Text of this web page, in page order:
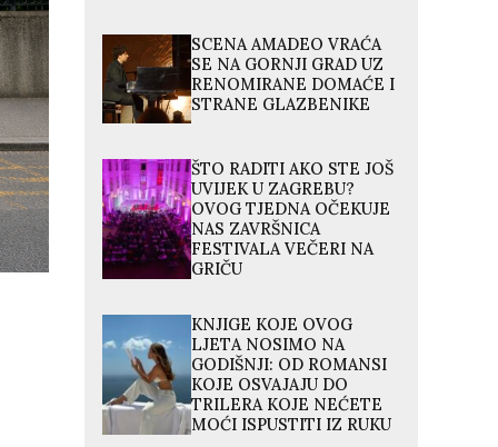
SCENA AMADEO VRAĆA
SE NA GORNJI GRAD UZ
RENOMIRANE DOMAĆE I
STRANE GLAZBENIKE
ŠTO RADITI AKO STE JOŠ
UVIJEK U ZAGREBU?
OVOG TJEDNA OČEKUJE
NAS ZAVRŠNICA
FESTIVALA VEČERI NA
GRIČU
KNJIGE KOJE OVOG
LJETA NOSIMO NA
GODIŠNJI: OD ROMANSI
KOJE OSVAJAJU DO
TRILERA KOJE NEĆETE
MOĆI ISPUSTITI IZ RUKU